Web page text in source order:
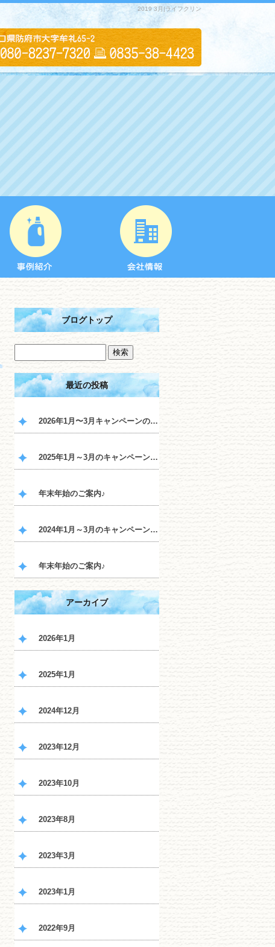
2019 3月|ライフクリン
ブログトップ
最近の投稿
2026年1月〜3月キャンペーンのご案内♪
2025年1月～3月のキャンペーンのご案内♪
年末年始のご案内♪
2024年1月～3月のキャンペーンのご案内♪
年末年始のご案内♪
アーカイブ
2026年1月
2025年1月
2024年12月
2023年12月
2023年10月
2023年8月
2023年3月
2023年1月
2022年9月